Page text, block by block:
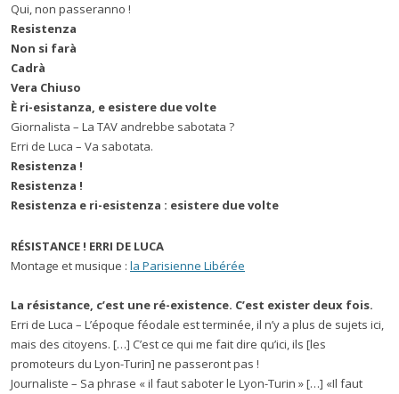
Qui, non passeranno !
Resistenza
Non si farà
Cadrà
Vera Chiuso
È ri-esistanza, e esistere due volte
Giornalista – La TAV andrebbe sabotata ?
Erri de Luca – Va sabotata.
Resistenza !
Resistenza !
Resistenza e ri-esistenza : esistere due volte
RÉSISTANCE ! ERRI DE LUCA
Montage et musique : la Parisienne Libérée
La résistance, c’est une ré-existence. C’est exister deux fois.
Erri de Luca – L’époque féodale est terminée, il n’y a plus de sujets ici,
mais des citoyens. […] C’est ce qui me fait dire qu’ici, ils [les
promoteurs du Lyon-Turin] ne passeront pas !
Journaliste – Sa phrase « il faut saboter le Lyon-Turin » […] «Il faut